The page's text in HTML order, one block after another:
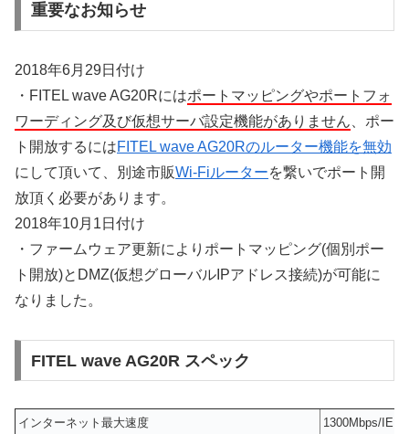
重要なお知らせ
2018年6月29日付け
・FITEL wave AG20Rにはポートマッピングやポートフォ
ワーディング及び仮想サーバ設定機能がありません 、ポー
ト開放するにはFITEL wave AG20Rのルーター機能を無効
にして頂いて、別途市販Wi-Fiルーターを繋いでポート開
放頂く必要があります。
2018年10月1日付け
・ファームウェア更新によりポートマッピング(個別ポー
ト開放)とDMZ(仮想グローバルIPアドレス接続)が可能に
なりました。
FITEL wave AG20R スペック
インターネット最大速度
1300Mbps/